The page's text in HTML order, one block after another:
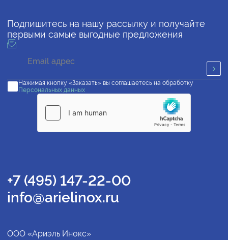
Подпишитесь на нашу рассылку и получайте
первыми самые выгодные предложения
Нажимая кнопку «Заказать» вы соглашаетесь на обработку
Персональных данных
+7 (495) 147-22-00
info@arielinox.ru
ООО «Ариэль Инокс»